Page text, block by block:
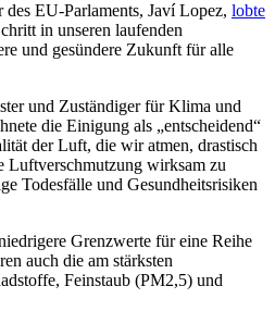
EU-Parlaments, Javí Lopez, lobte
in unseren laufenden
und gesündere Zukunft für alle
und Zuständiger für Klima und
die Einigung als „entscheidend“
der Luft, die wir atmen, drastisch
Luftverschmutzung wirksam zu
Todesfälle und Gesundheitsrisiken
Grenzwerte für eine Reihe
auch die am stärksten
Feinstaub (PM2,5) und